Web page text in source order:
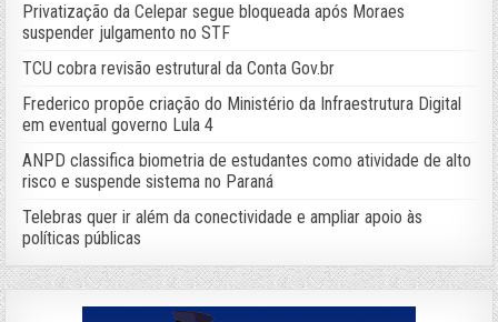
Privatização da Celepar segue bloqueada após Moraes
suspender julgamento no STF
TCU cobra revisão estrutural da Conta Gov.br
Frederico propõe criação do Ministério da Infraestrutura Digital
em eventual governo Lula 4
ANPD classifica biometria de estudantes como atividade de alto
risco e suspende sistema no Paraná
Telebras quer ir além da conectividade e ampliar apoio às
políticas públicas